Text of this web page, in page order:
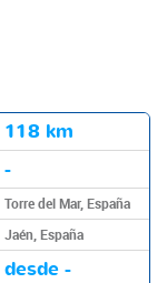
118 km
-
Torre del Mar, España
Jaén, España
desde -